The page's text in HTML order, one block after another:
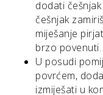
dodati
češnjak
miješanje
brzo povenuti.
U posudi
povrćem,
izmiješati u